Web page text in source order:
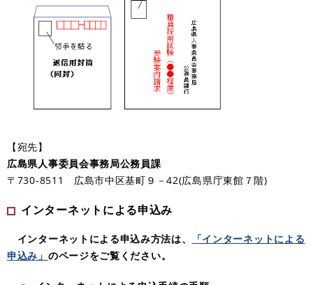
【宛先】
広島県人事委員会事務局公務員課
〒730-8511 広島市中区基町９－42(広島県庁東館７階)
インターネットによる申込み
インターネットによる申込み方法は、
「インターネットによる
申込み」 のページをご覧ください。